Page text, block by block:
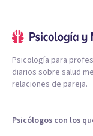
Psicología para
diarios sobre salud
relaciones de pareja.
Psicólogos con los